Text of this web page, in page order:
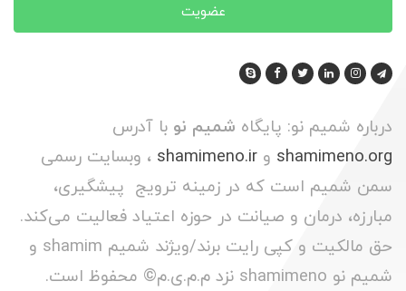
عضویت
درباره شمیم نو: پایگاه شمیم نو با آدرس
shamimeno.org و shamimeno.ir ، وبسایت رسمی
سمن شمیم است که در زمینه ترویج پیشگیری،
مبارزه، درمان و صیانت در حوزه اعتیاد فعالیت می‌کند.
حق مالکیت و کپی رایت برند/ویژند شمیم shamim و
شمیم نو shamimeno نزد م.م.ی.م© محفوظ است.